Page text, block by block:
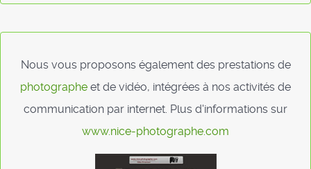
Nous vous proposons également des prestations de
photographe et de vidéo, intégrées à nos activités de
communication par internet. Plus d'informations sur
www.nice-photographe.com